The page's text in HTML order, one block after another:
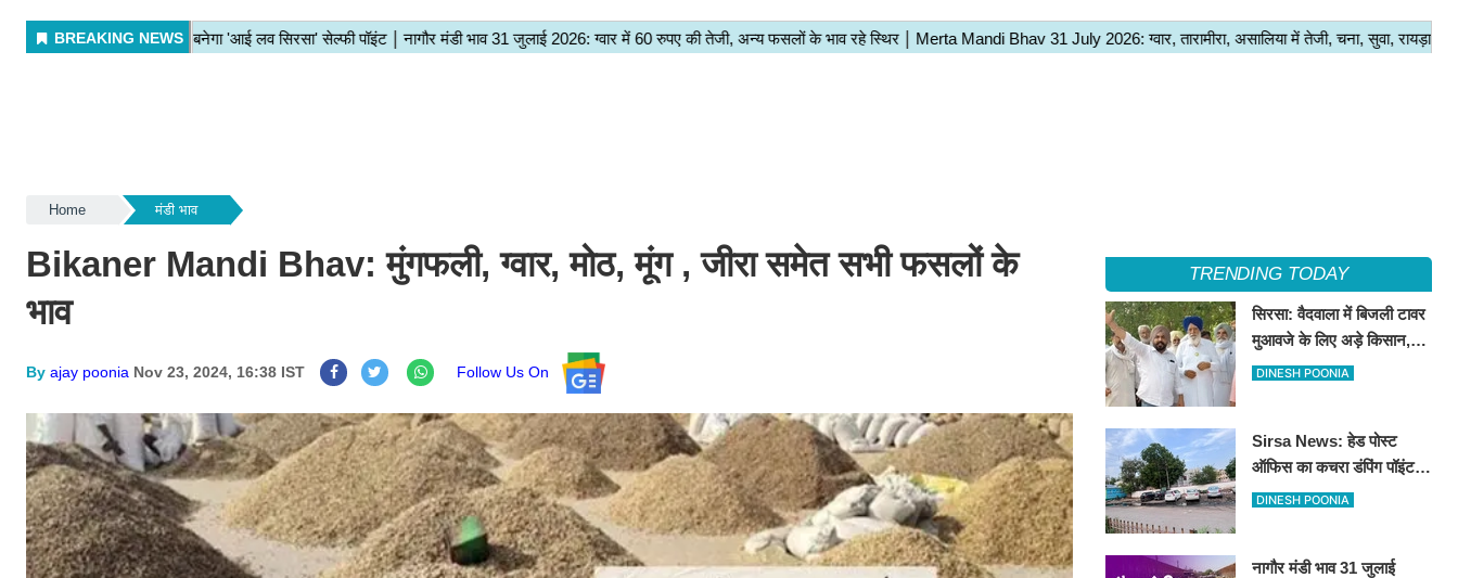
Home मंडी भाव
Bikaner Mandi Bhav: मुंगफली, ग्वार, मोठ, मूंग , जीरा समेत सभी फसलों के
भाव
By ajay poonia Nov 23, 2024, 16:38 IST Follow Us On
TRENDING TODAY
सिरसा: वैदवाला में बिजली टावर
मुआवजे के लिए अड़े किसान,
13 अगस्त को महापंचायत का
DINESH POONIA
Sirsa News: हेड पोस्ट
ऑफिस का कचरा डंपिंग पॉइंट
हटाकर बनेगा 'आई लव सिरसा'
DINESH POONIA
नागौर मंडी भाव 31 जुलाई